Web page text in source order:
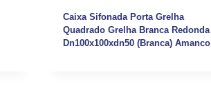
Caixa Sifonada Porta Grelha
Quadrado Grelha Branca Redonda
Dn100x100xdn50 (Branca) Amanco